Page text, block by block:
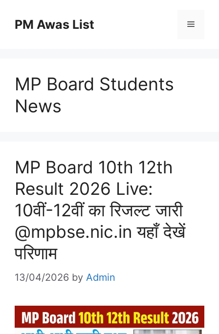
PM Awas List Menu
MP Board Students
News
MP Board 10th 12th
Result 2026 Live:
10वीं-12वीं का रिजल्ट जारी
@mpbse.nic.in यहाँ देखें
परिणाम
13/04/2026 by Admin